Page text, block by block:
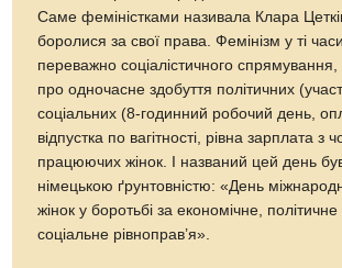
Саме феміністками називала Клара
боролися за свої права. Фемінізм у ті
переважно соціалістичного
про одночасне здобуття політичних
соціальних (8-годинний робочий день,
відпустка по вагітності, рівна зарплата з
працюючих жінок. І названий цей день
німецькою ґрунтовністю: «День
жінок у боротьбі за економічне, політичне
соціальне рівноправ’я».